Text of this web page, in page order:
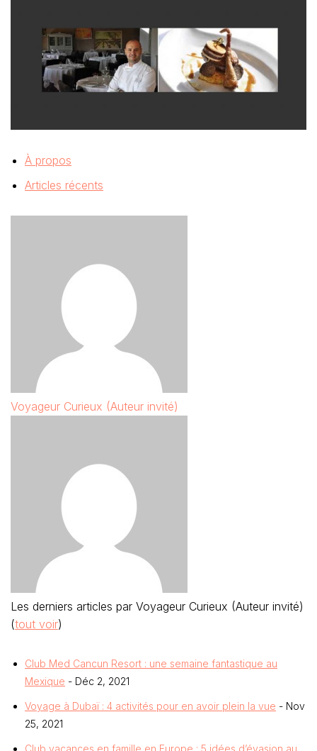
À propos
Articles récents
Voyageur Curieux (Auteur invité)
Les derniers articles par Voyageur Curieux (Auteur invité)
(tout voir)
Club Med Cancun Resort : une semaine fantastique au
Mexique - Déc 2, 2021
Voyage à Dubaï : 4 activités pour en avoir plein la vue - Nov
25, 2021
Club vacances en famille en Europe : 5 idées d’évasion au